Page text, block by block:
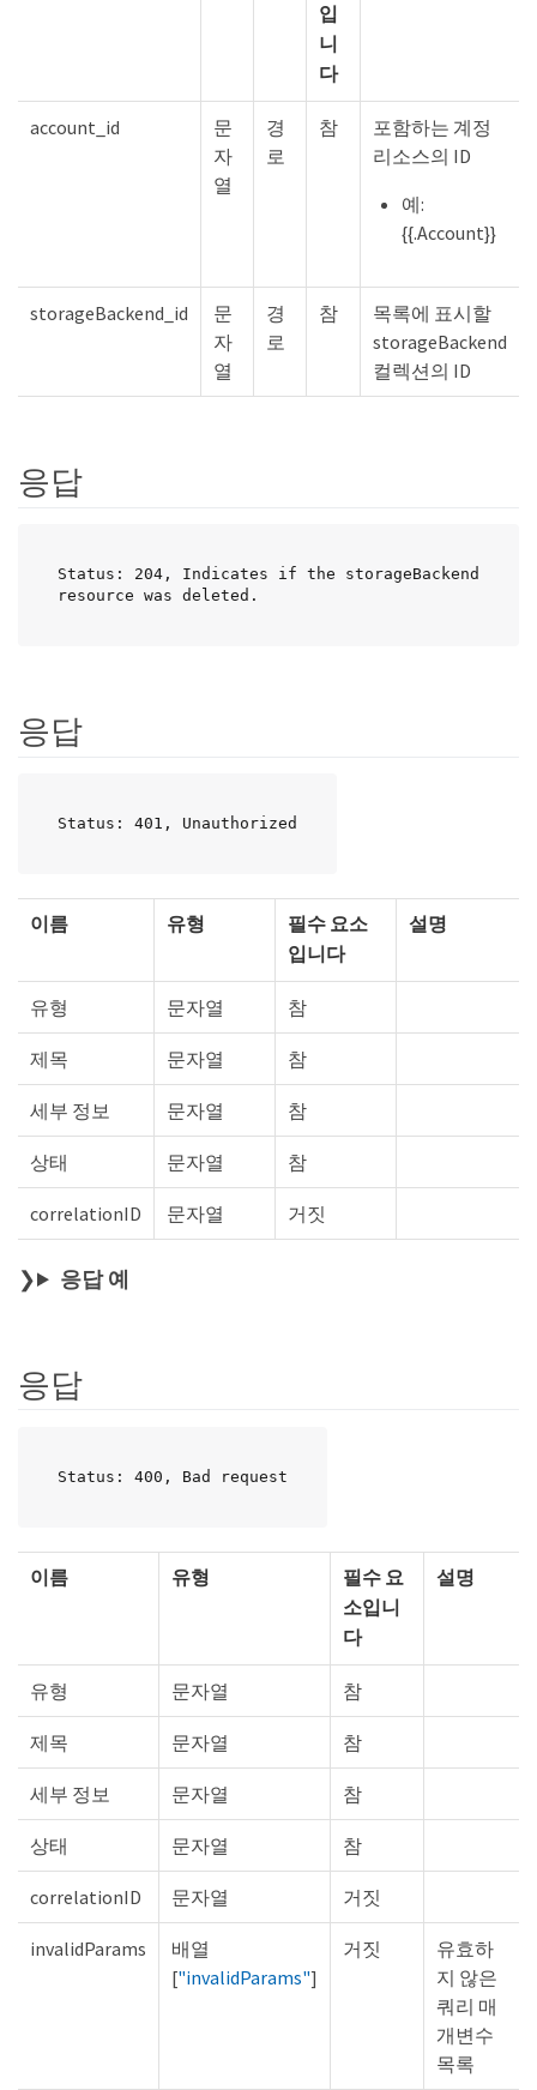
입
니
다
account_id
문
자
열
경
로
참
포함하는 계정
리소스의 ID
예:
{{.Account}}
storageBackend_id
문
자
열
경
로
참
목록에 표시할
storageBackend
컬렉션의 ID
응답
Status: 204, Indicates if the storageBackend
resource was deleted.
응답
Status: 401, Unauthorized
이름 유형
필수 요소
입니다
설명
유형 문자열 참
제목 문자열 참
세부 정보 문자열 참
상태 문자열 참
correlationID 문자열 거짓
응답 예
응답
Status: 400, Bad request
이름 유형
필수 요
소입니
다
설명
유형 문자열 참
제목 문자열 참
세부 정보 문자열 참
상태 문자열 참
correlationID 문자열 거짓
invalidParams
배열
["invalidParams"]
거짓
유효하
지 않은
쿼리 매
개변수
목록